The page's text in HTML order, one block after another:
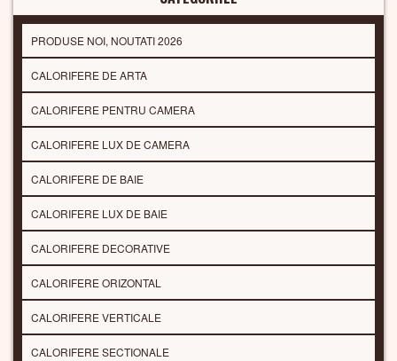
PRODUSE NOI, NOUTATI 2026
CALORIFERE DE ARTA
CALORIFERE PENTRU CAMERA
CALORIFERE LUX DE CAMERA
CALORIFERE DE BAIE
CALORIFERE LUX DE BAIE
CALORIFERE DECORATIVE
CALORIFERE ORIZONTAL
CALORIFERE VERTICALE
CALORIFERE SECTIONALE